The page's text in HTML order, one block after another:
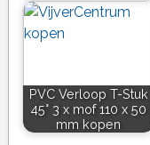
PVC Verloop T-Stuk
45° 3 x mof 110 x 50
mm kopen